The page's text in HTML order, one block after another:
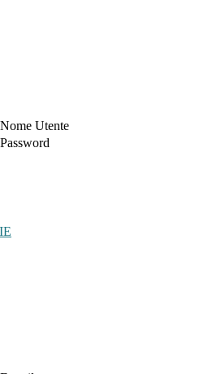
Nome Utente
Password